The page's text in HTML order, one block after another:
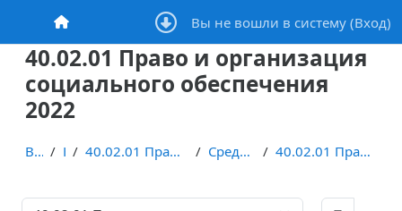
Перейти к основному содержанию
В начало Вы не вошли в систему (Вход)
40.02.01 Право и организация
социального обеспечения
2022
В начало Курсы 40.02.01 Право и организация социального обеспечения Среднее общее образование 40.02.01 Право и организация социального обеспечен...